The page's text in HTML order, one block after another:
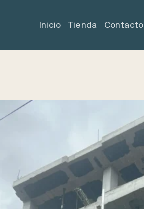
Inicio Tienda Contacto